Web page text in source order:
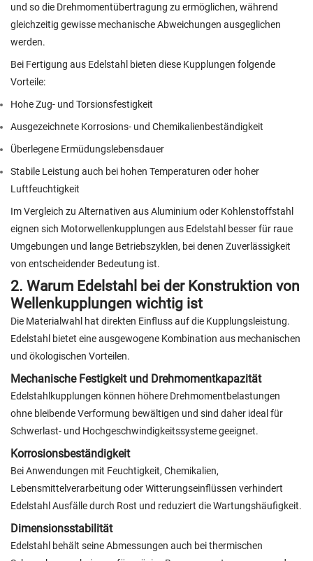
und so die Drehmomentübertragung zu ermöglichen, während
gleichzeitig gewisse mechanische Abweichungen ausgeglichen
werden.
Bei Fertigung aus Edelstahl bieten diese Kupplungen folgende
Vorteile:
Hohe Zug- und Torsionsfestigkeit
Ausgezeichnete Korrosions- und Chemikalienbeständigkeit
Überlegene Ermüdungslebensdauer
Stabile Leistung auch bei hohen Temperaturen oder hoher
Luftfeuchtigkeit
Im Vergleich zu Alternativen aus Aluminium oder Kohlenstoffstahl
eignen sich Motorwellenkupplungen aus Edelstahl besser für raue
Umgebungen und lange Betriebszyklen, bei denen Zuverlässigkeit
von entscheidender Bedeutung ist.
2. Warum Edelstahl bei der Konstruktion von
Wellenkupplungen wichtig ist
Die Materialwahl hat direkten Einfluss auf die Kupplungsleistung.
Edelstahl bietet eine ausgewogene Kombination aus mechanischen
und ökologischen Vorteilen.
Mechanische Festigkeit und Drehmomentkapazität
Edelstahlkupplungen können höhere Drehmomentbelastungen
ohne bleibende Verformung bewältigen und sind daher ideal für
Schwerlast- und Hochgeschwindigkeitssysteme geeignet.
Korrosionsbeständigkeit
Bei Anwendungen mit Feuchtigkeit, Chemikalien,
Lebensmittelverarbeitung oder Witterungseinflüssen verhindert
Edelstahl Ausfälle durch Rost und reduziert die Wartungshäufigkeit.
Dimensionsstabilität
Edelstahl behält seine Abmessungen auch bei thermischen